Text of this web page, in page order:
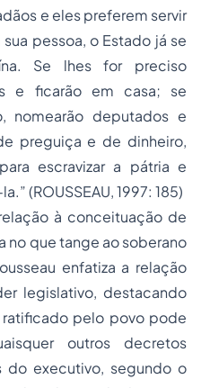
e eles preferem servir
pessoa, o Estado já se
Se lhes for preciso
e ficarão em casa; se
nomearão deputados e
preguiça e de dinheiro,
escravizar a pátria e
(ROUSSEAU, 1997: 185)
à conceituação de
no que tange ao soberano
enfatiza a relação
legislativo, destacando
pelo povo pode
outros decretos
do executivo, segundo o